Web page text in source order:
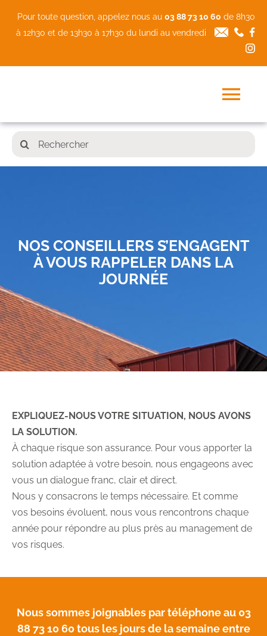
contenu
Pour toute question, appelez nous au03 88 73 10 60 de 8h30
à 12h30 et de 13h30 à 17h30 du lundi au vendredi
Contact
Obtenez un devis. Prenons RDV ?
Espace client
Rechercher:
NOS CONSEILLERS S’ENGAGENT
À VOUS RAPPELER DANS LA
JOURNÉE
EXPLIQUEZ-NOUS VOTRE SITUATION, NOUS AVONS
LA SOLUTION.
À chaque risque son assurance. Pour vous apporter la
solution adaptée à votre besoin, nous engageons avec
vous un dialogue franc, clair et direct.
Nous y consacrons le temps nécessaire. Et comme
vos besoins évoluent, nous vous rencontrons chaque
année pour répondre au plus près au management de
vos risques.
Nous sommes joignables par téléphone au 03
88 73 10 60 tous les jours de la semaine entre